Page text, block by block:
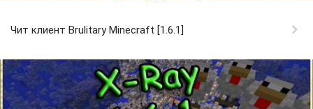
Чит клиент Brulitary Minecraft [1.6.1]